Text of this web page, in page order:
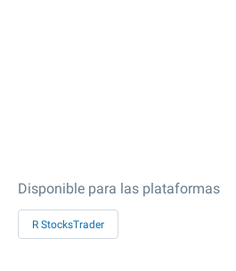
Disponible para las plataformas
R StocksTrader